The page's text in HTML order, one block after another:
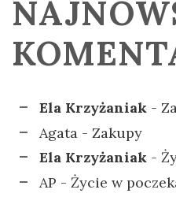
Ela Krzyżaniak -
Agata - Zakupy
Ela Krzyżaniak -
AP - Życie w